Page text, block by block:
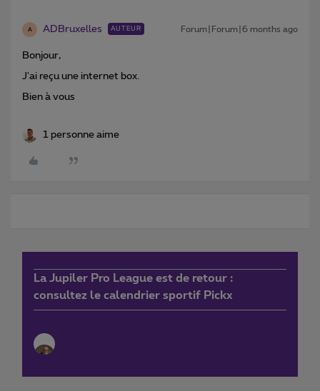
A ADBruxelles AUTEUR Forum|Forum|6 months ago
Bonjour,
J'ai reçu une internet box.
Bien à vous
1 personne aime
La Jupiler Pro League est de retour :
consultez le calendrier sportif Pickx